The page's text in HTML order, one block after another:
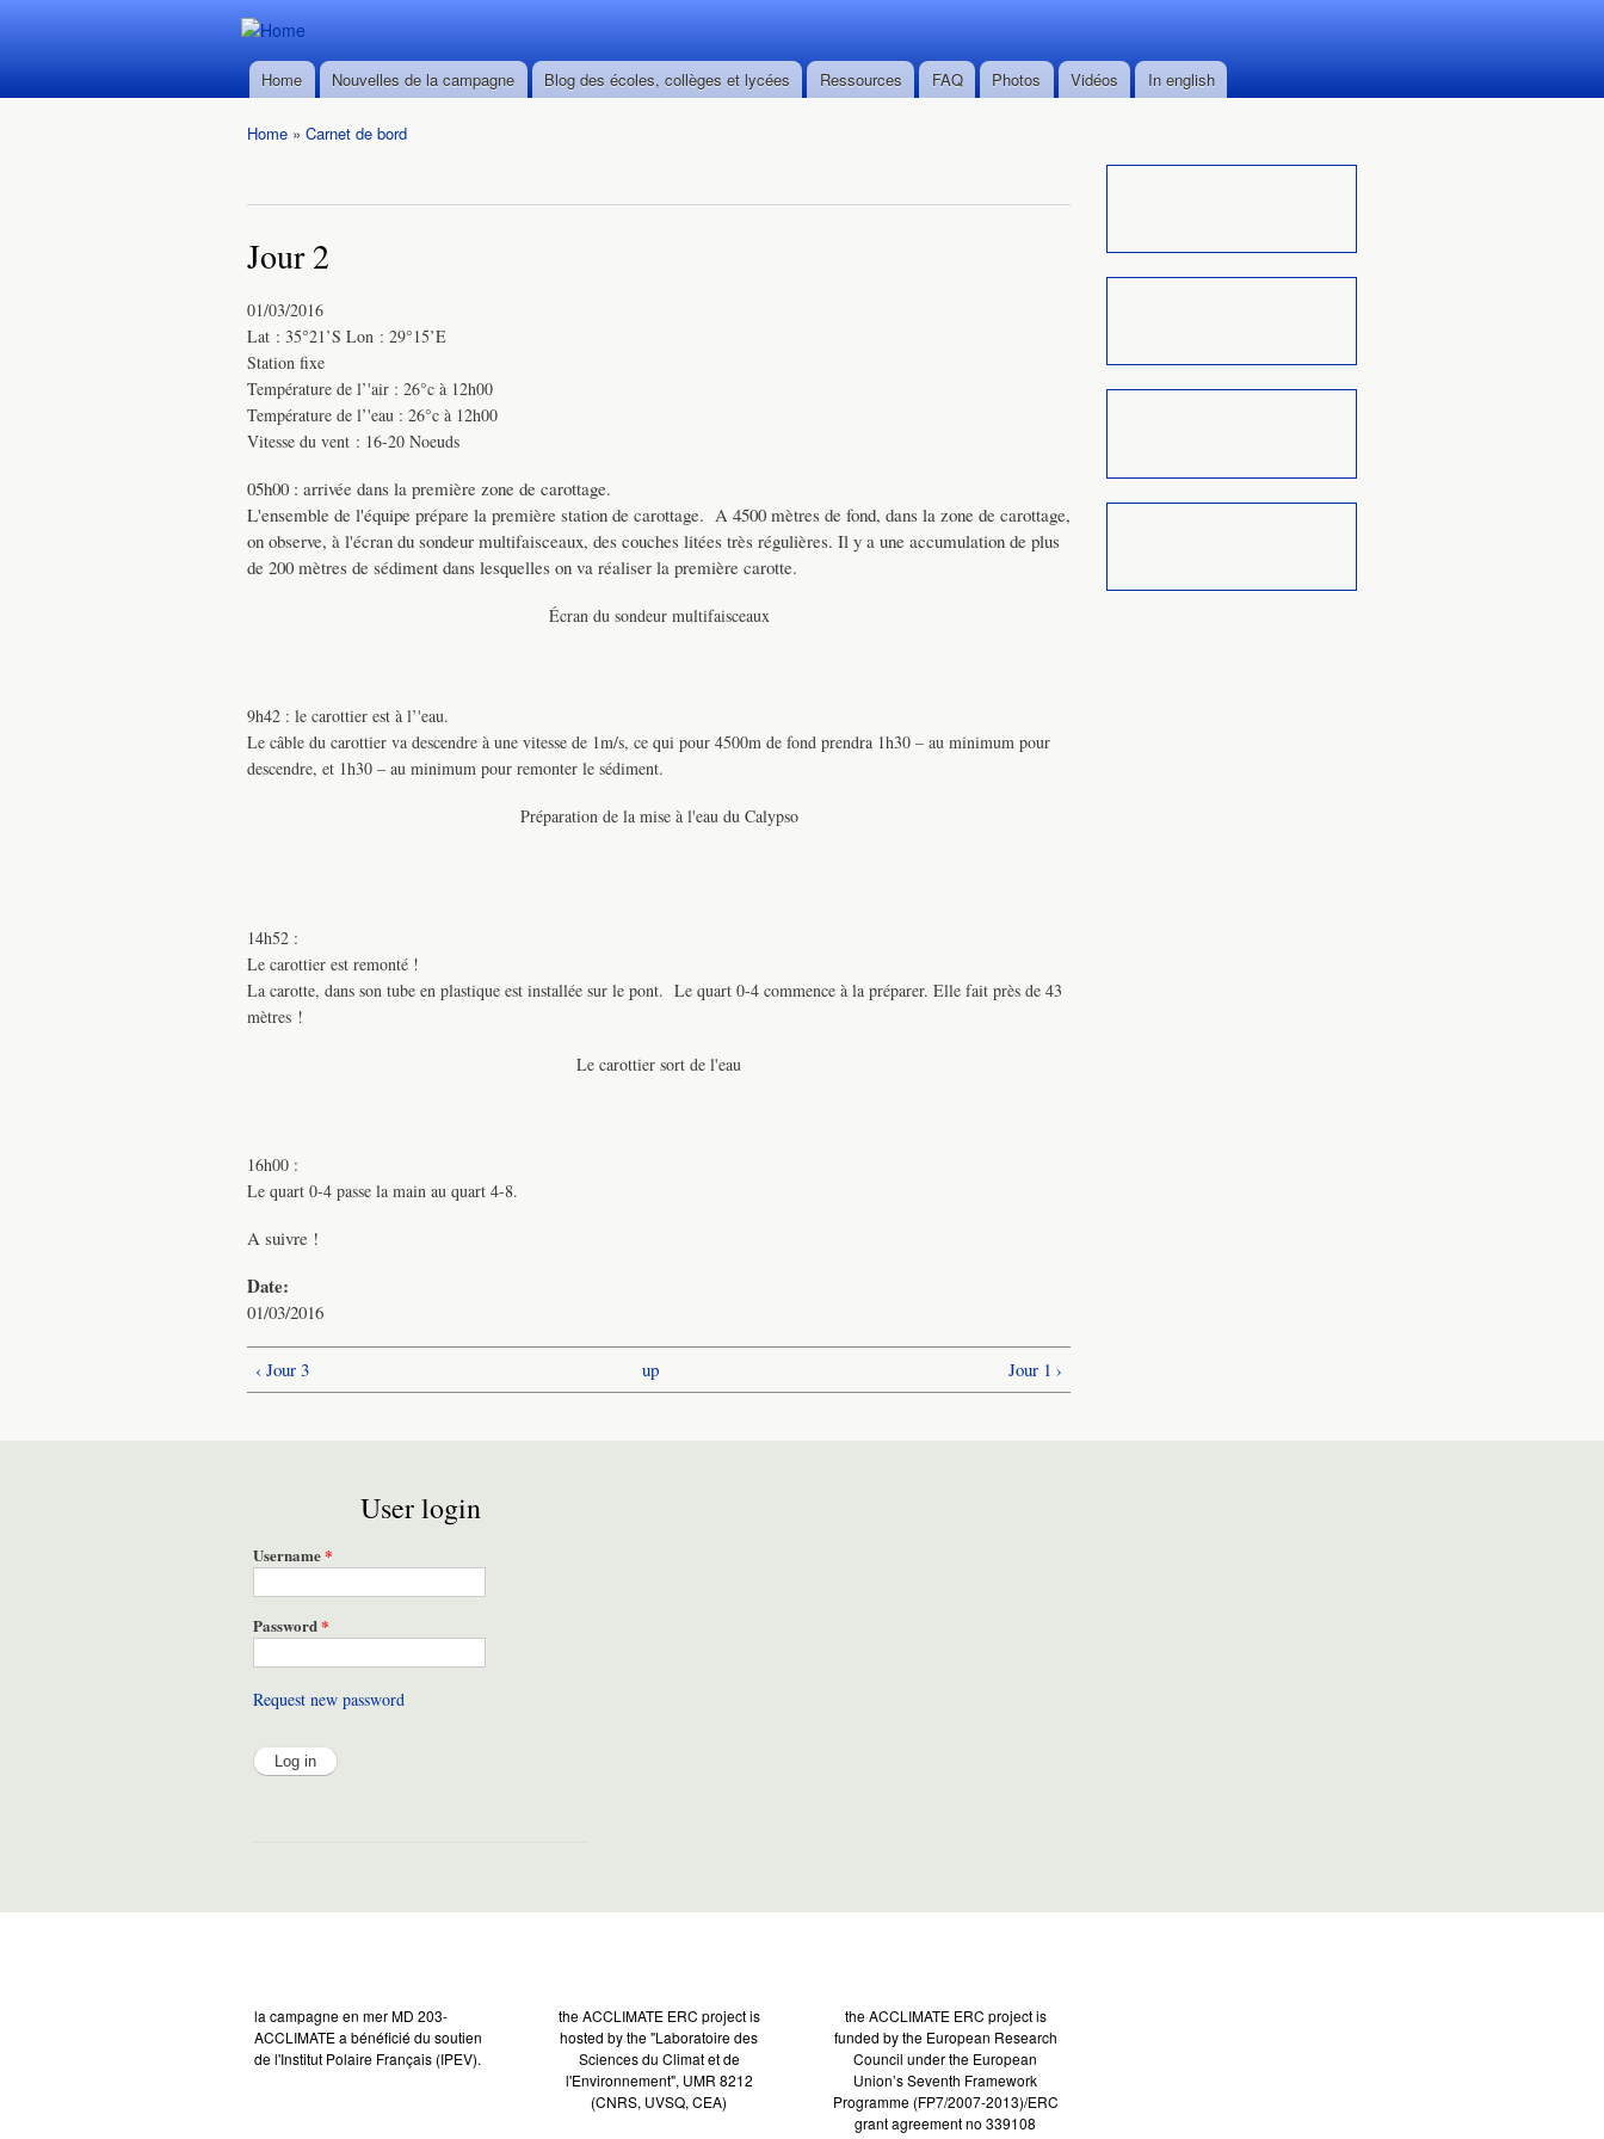
content
Durban ->
Walvis Bay
au
Durban ->
Walvis Bay
du 28/02
au
Main menu
Home Nouvelles de la campagne Blog des écoles, collèges et lycées Ressources FAQ Photos Vidéos In english
Home » Carnet de bord
Jour 2
01/03/2016
Lat : 35°21’S Lon : 29°15’E
Station fixe
Température de l’'air : 26°c à 12h00
Température de l’'eau : 26°c à 12h00
Vitesse du vent : 16-20 Noeuds
05h00 : arrivée dans la première zone de carottage.
L'ensemble de l'équipe prépare la première station de carottage. A 4500 mètres de fond, dans la zone de carottage,
on observe, à l'écran du sondeur multifaisceaux, des couches litées très régulières. Il y a une accumulation de plus
de 200 mètres de sédiment dans lesquelles on va réaliser la première carotte.
Écran du sondeur multifaisceaux
9h42 : le carottier est à l’'eau.
Le câble du carottier va descendre à une vitesse de 1m/s, ce qui pour 4500m de fond prendra 1h30 – au minimum pour
descendre, et 1h30 – au minimum pour remonter le sédiment.
Préparation de la mise à l'eau du Calypso
14h52 :
Le carottier est remonté !
La carotte, dans son tube en plastique est installée sur le pont. Le quart 0-4 commence à la préparer. Elle fait près de 43
mètres !
Le carottier sort de l'eau
16h00 :
Le quart 0-4 passe la main au quart 4-8.
A suivre !
Date:
01/03/2016
‹ Jour 3 up Jour 1 ›
User login
Username*
Password*
Request new password
la campagne en mer MD 203-
ACCLIMATE a bénéficié du soutien
de l'Institut Polaire Français (IPEV).
the ACCLIMATE ERC project is
hosted by the "Laboratoire des
Sciences du Climat et de
l'Environnement", UMR 8212
(CNRS, UVSQ, CEA)
the ACCLIMATE ERC project is
funded by the European Research
Council under the European
Union’s Seventh Framework
Programme (FP7/2007-2013)/ERC
grant agreement no 339108